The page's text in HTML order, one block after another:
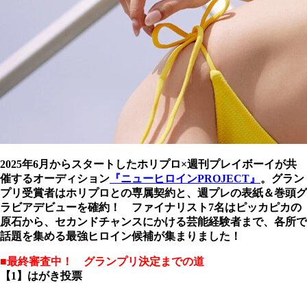
2025年6月からスタートしたホリプロ×週刊プレイボーイが共
催するオーディション 『ニューヒロインPROJECT』 。グラン
プリ受賞者はホリプロとの専属契約と、週プレの表紙＆巻頭グ
ラビアデビューを確約！ ファイナリスト7名はピッカピカの
原石から、セカンドチャンスにかける芸能経験者まで、各所で
話題を集める最強ヒロイン候補が集まりました！
■最終審査中！ グランプリ決定までの道
【1】はがき投票